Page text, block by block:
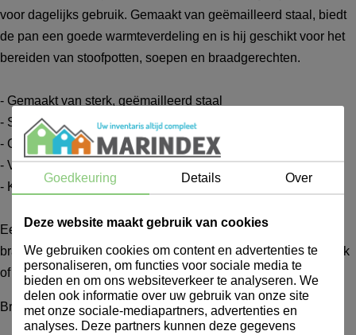
voor dagelijks gebruik. Gemaakt van geëmailleerd staal, biedt
de pan een goede warmteverdeling en is hij geschikt voor het
bereiden van stoofpotten, soepen en braadgerechten.
- Gemaakt van sterk, geëmailleerd staal
- Scherpe prijs zonder in te leveren op functionaliteit
- Geschikt voor alle warmtebronnen (incl. inductie & oven)
- Vaatwasserbestendig – snel en eenvoudig schoon
- Klassieke uitstraling, tijdloos in elke keuken
Een praktische keuze voor wie zoekt naar een degelijke
braadpan met een vriendelijke prijs – perfect voor thuisgebruik
of vakantiewoningen.
Braadpan 28cm Antik Zwart
Goedkeuring Details Over
Deze website maakt gebruik van cookies
We gebruiken cookies om content en advertenties te
personaliseren, om functies voor sociale media te
bieden en om ons websiteverkeer te analyseren. We
delen ook informatie over uw gebruik van onze site
met onze sociale-mediapartners, advertenties en
analyses. Deze partners kunnen deze gegevens